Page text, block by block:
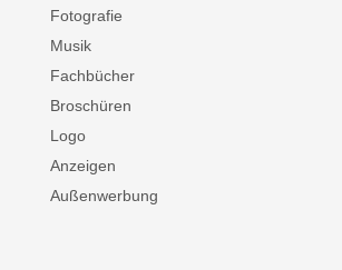
Fotografie
Musik
Fachbücher
Broschüren
Logo
Anzeigen
Außenwerbung